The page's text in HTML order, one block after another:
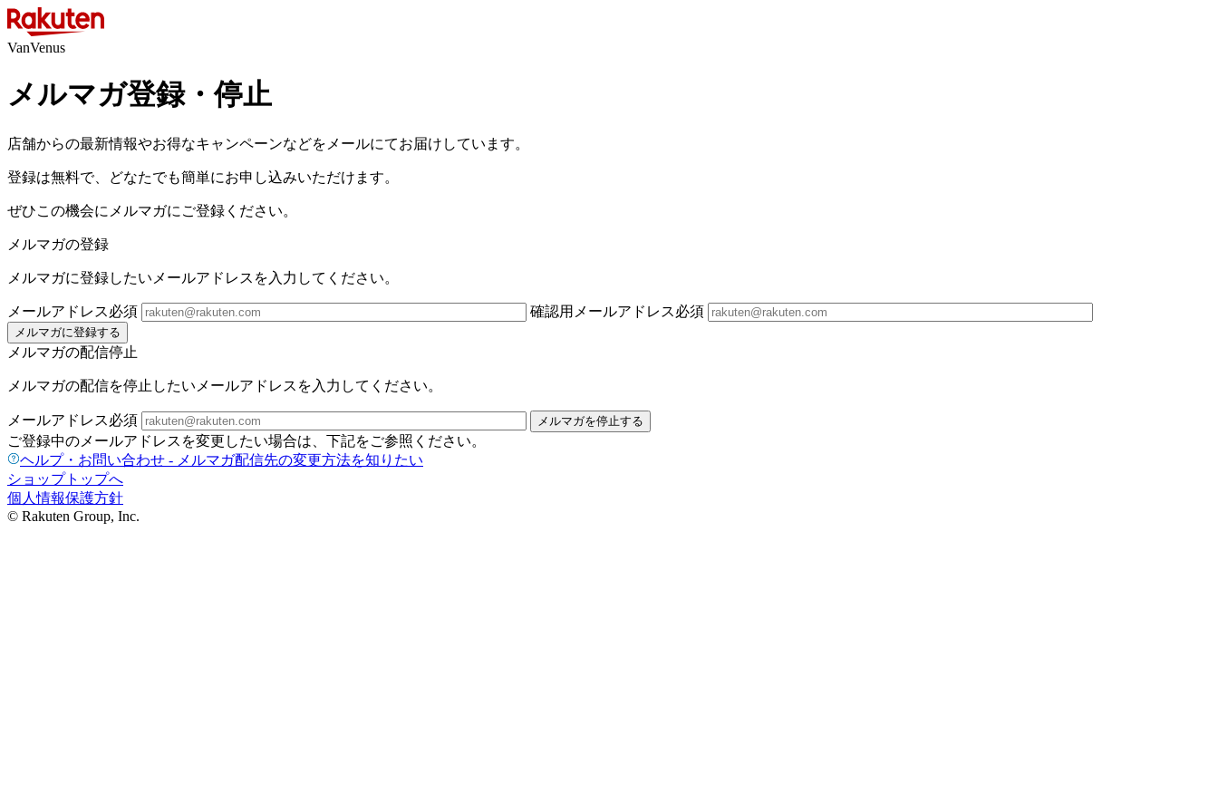
VanVenus
メルマガ登録・停止
店舗からの最新情報やお得なキャンペーンなどをメールにてお届けしています。
登録は無料で、どなたでも簡単にお申し込みいただけます。
ぜひこの機会にメルマガにご登録ください。
メルマガの登録
メルマガに登録したいメールアドレスを入力してください。
メールアドレス必須 確認用メールアドレス必須
メルマガに登録する
メルマガの配信停止
メルマガの配信を停止したいメールアドレスを入力してください。
メールアドレス必須 メルマガを停止する
ご登録中のメールアドレスを変更したい場合は、下記をご参照ください。
ヘルプ・お問い合わせ - メルマガ配信先の変更方法を知りたい
ショップトップへ
個人情報保護方針
© Rakuten Group, Inc.